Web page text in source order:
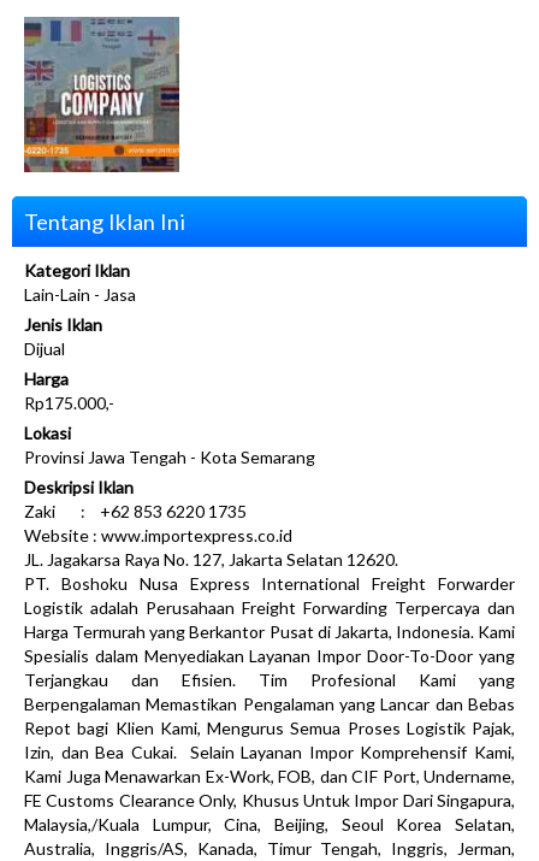
Tentang Iklan Ini
Kategori Iklan
Lain-Lain - Jasa
Jenis Iklan
Dijual
Harga
Rp175.000,-
Lokasi
Provinsi Jawa Tengah - Kota Semarang
Deskripsi Iklan
Zaki : +62 853 6220 1735
Website : www.importexpress.co.id
JL. Jagakarsa Raya No. 127, Jakarta Selatan 12620.
PT. Boshoku Nusa Express International Freight Forwarder
Logistik adalah Perusahaan Freight Forwarding Terpercaya dan
Harga Termurah yang Berkantor Pusat di Jakarta, Indonesia. Kami
Spesialis dalam Menyediakan Layanan Impor Door-To-Door yang
Terjangkau dan Efisien. Tim Profesional Kami yang
Berpengalaman Memastikan Pengalaman yang Lancar dan Bebas
Repot bagi Klien Kami, Mengurus Semua Proses Logistik Pajak,
Izin, dan Bea Cukai. Selain Layanan Impor Komprehensif Kami,
Kami Juga Menawarkan Ex-Work, FOB, dan CIF Port, Undername,
FE Customs Clearance Only, Khusus Untuk Impor Dari Singapura,
Malaysia,/Kuala Lumpur, Cina, Beijing, Seoul Korea Selatan,
Australia, Inggris/AS, Kanada, Timur Tengah, Inggris, Jerman,